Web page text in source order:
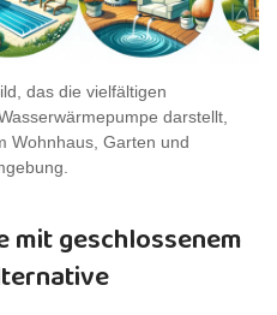
das die vielfältigen
darstellt,
Wohnhaus, Garten und
mit geschlossenem